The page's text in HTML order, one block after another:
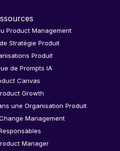
Product Management
Stratégie Produit
Produit
de Prompts IA
Canvas
Growth
une Organisation Produit
Management
Manager